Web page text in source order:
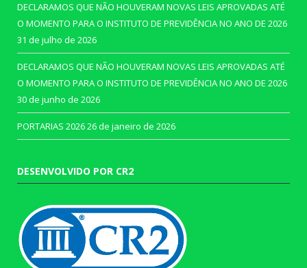
DECLARAMOS QUE NÃO HOUVERAM NOVAS LEIS APROVADAS ATÉ
O MOMENTO PARA O INSTITUTO DE PREVIDÊNCIA NO ANO DE 2026
31 de julho de 2026
DECLARAMOS QUE NÃO HOUVERAM NOVAS LEIS APROVADAS ATÉ
O MOMENTO PARA O INSTITUTO DE PREVIDÊNCIA NO ANO DE 2026
30 de junho de 2026
PORTARIAS 202626 de janeiro de 2026
DESENVOLVIDO POR CR2